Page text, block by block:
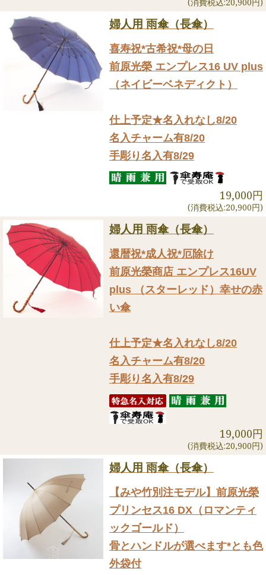
婦人用 雨傘（長傘）
喜寿祝*古希祝*母の日
前原光榮 エンプレス16 UV plus
（ネイビーベネディクト）
仕上予定★名入れなし8/20
名入チャーム有8/20
手彫り名入有8/29
19,000円
(消費税込:20,900円)
婦人用 雨傘（長傘）
還暦祝*成人祝*厄除け
前原光榮商店 エンプレス16UV
plus （スターレッド）幸せの赤
い傘
仕上予定★名入れなし8/20
名入チャーム有8/20
手彫り名入有8/29
19,000円
(消費税込:20,900円)
婦人用 雨傘（長傘）
【みや竹別注モデル】前原光榮
プリンセス16 DX（ロマンティ
ックゴールド）
骨とハンドルが選べます*とも色
外袋付